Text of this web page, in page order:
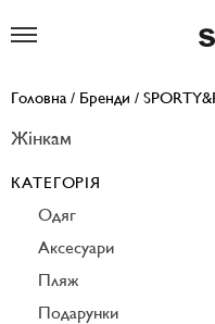
Головна / Бренди /
Жінкам
КАТЕГОРІЯ
Одяг
Аксесуари
Пляж
Подарунки